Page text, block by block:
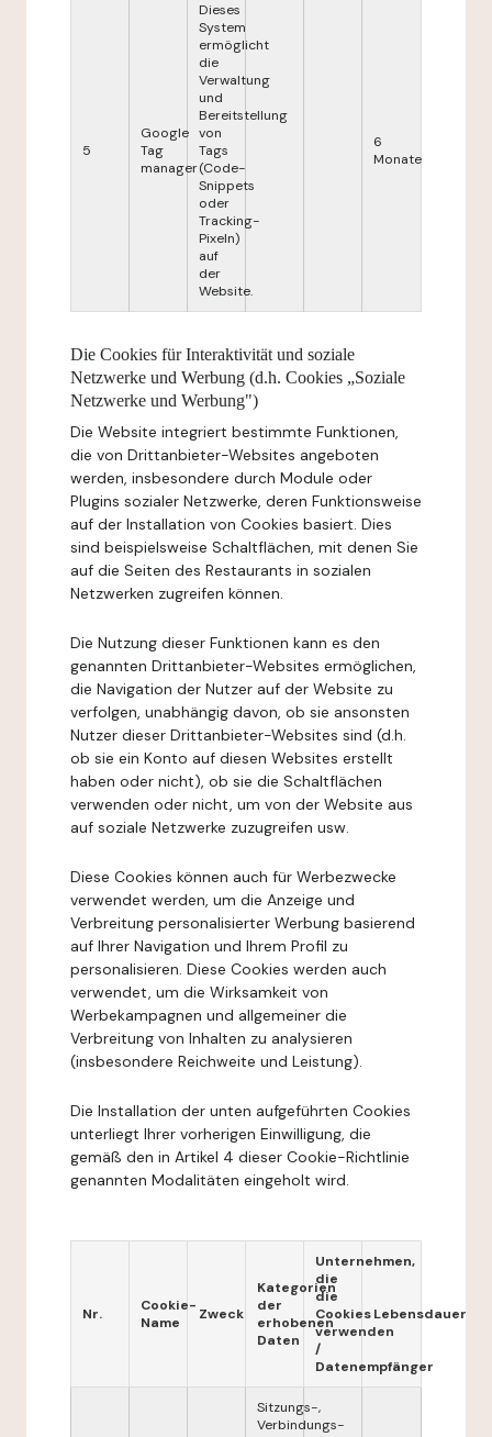
5
Google
Tag
manager
Dieses
System
ermöglicht
die
Verwaltung
und
Bereitstellung
von
Tags
(Code-
Snippets
oder
Tracking-
Pixeln)
auf
der
Website.
6
Monate
Die Cookies für Interaktivität und soziale
Netzwerke und Werbung (d.h. Cookies „Soziale
Netzwerke und Werbung")
Die Website integriert bestimmte Funktionen,
die von Drittanbieter-Websites angeboten
werden, insbesondere durch Module oder
Plugins sozialer Netzwerke, deren Funktionsweise
auf der Installation von Cookies basiert. Dies
sind beispielsweise Schaltflächen, mit denen Sie
auf die Seiten des Restaurants in sozialen
Netzwerken zugreifen können.
Die Nutzung dieser Funktionen kann es den
genannten Drittanbieter-Websites ermöglichen,
die Navigation der Nutzer auf der Website zu
verfolgen, unabhängig davon, ob sie ansonsten
Nutzer dieser Drittanbieter-Websites sind (d.h.
ob sie ein Konto auf diesen Websites erstellt
haben oder nicht), ob sie die Schaltflächen
verwenden oder nicht, um von der Website aus
auf soziale Netzwerke zuzugreifen usw.
Diese Cookies können auch für Werbezwecke
verwendet werden, um die Anzeige und
Verbreitung personalisierter Werbung basierend
auf Ihrer Navigation und Ihrem Profil zu
personalisieren. Diese Cookies werden auch
verwendet, um die Wirksamkeit von
Werbekampagnen und allgemeiner die
Verbreitung von Inhalten zu analysieren
(insbesondere Reichweite und Leistung).
Die Installation der unten aufgeführten Cookies
unterliegt Ihrer vorherigen Einwilligung, die
gemäß den in Artikel 4 dieser Cookie-Richtlinie
genannten Modalitäten eingeholt wird.
Nr.
Cookie-
Name
Zweck
Kategorien
der
erhobenen
Daten
Unternehmen,
die
die
Cookies
verwenden
/
Datenempfänger
Lebensdauer
Sitzungs-,
Verbindungs-